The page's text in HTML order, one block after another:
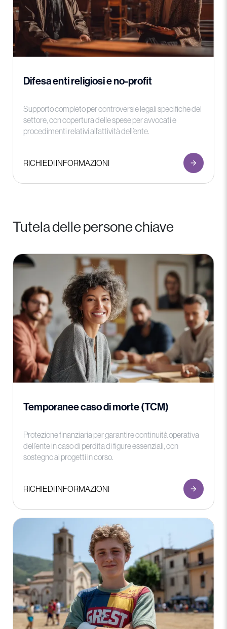
Difesa enti religiosi e no-profit
Supporto completo per controversie legali specifiche del
settore, con copertura delle spese per avvocati e
procedimenti relativi all’attività dell’ente.
RICHIEDI INFORMAZIONI
Tutela delle persone chiave
Temporanee caso di morte (TCM)
Protezione finanziaria per garantire continuità operativa
dell’ente in caso di perdita di figure essenziali, con
sostegno ai progetti in corso.
RICHIEDI INFORMAZIONI